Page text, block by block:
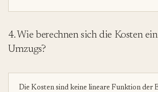
4. Wie berechnen sich die Kosten
Umzugs?
Die Kosten sind keine lineare Funktion der